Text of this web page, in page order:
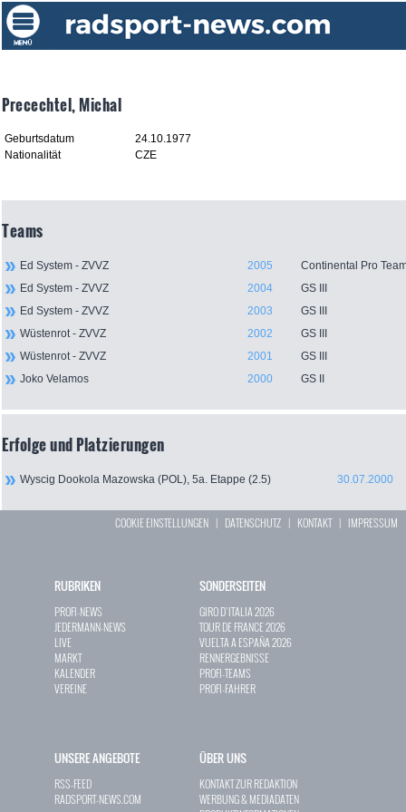
Precechtel, Michal
Geburtsdatum
24.10.1977
Nationalität
CZE
Teams
Ed System - ZVVZ 2005
Continental Pro
Ed System - ZVVZ
2004
GS III
Ed System - ZVVZ
2003
GS III
Wüstenrot - ZVVZ
2002
GS III
Wüstenrot - ZVVZ
2001
GS III
Joko Velamos
2000 GS II
Erfolge und Platzierungen
Wyscig Dookola Mazowska (POL), 5a. Etappe (2.5) 30.07.2000
COOKIE EINSTELLUNGEN | DATENSCHUTZ | KONTAKT| IMPRESSUM
RUBRIKEN
PROFI-NEWS
JEDERMANN-NEWS
LIVE
MARKT
KALENDER
VEREINE
SONDERSEITEN
GIRO D`ITALIA 2026
TOUR DE FRANCE 2026
VUELTA A ESPAÑA 2026
RENNERGEBNISSE
PROFI-TEAMS
PROFI-FAHRER
UNSERE ANGEBOTE
RSS-FEED
RADSPORT-NEWS.COM
ÜBER UNS
KONTAKT ZUR REDAKTION
WERBUNG & MEDIADATEN